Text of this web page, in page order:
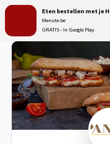
Eten bestellen met je
Menute.be
GRATIS - In Google Play
Menute.be